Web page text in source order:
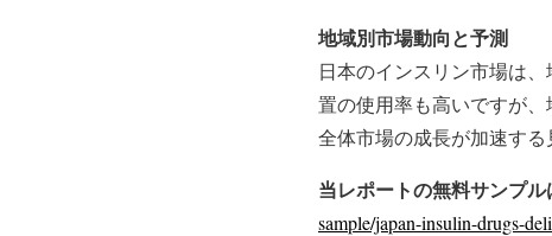
地域別市場動向と予測
日本のインスリン市場は
置の使用率も高いですが
全体市場の成長が加速する
当レポートの無料サンプ
sample/japan-insulin-drugs-